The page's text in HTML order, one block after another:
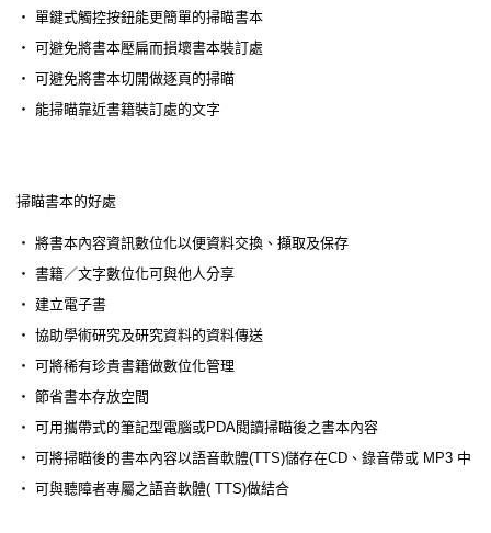
‧ 單鍵式觸控按鈕能更簡單的掃瞄書本
‧ 可避免將書本壓扁而損壞書本裝訂處
‧ 可避免將書本切開做逐頁的掃瞄
‧ 能掃瞄靠近書籍裝訂處的文字
掃瞄書本的好處
‧ 將書本內容資訊數位化以便資料交換、擷取及保存
‧ 書籍／文字數位化可與他人分享
‧ 建立電子書
‧ 協助學術研究及研究資料的資料傳送
‧ 可將稀有珍貴書籍做數位化管理
‧ 節省書本存放空間
‧ 可用攜帶式的筆記型電腦或PDA閱讀掃瞄後之書本內容
‧ 可將掃瞄後的書本內容以語音軟體(TTS)儲存在CD、錄音帶或 MP3 中
‧ 可與聽障者專屬之語音軟體( TTS)做結合